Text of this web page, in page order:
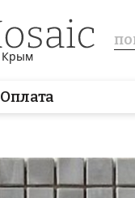
Крым
Оплата